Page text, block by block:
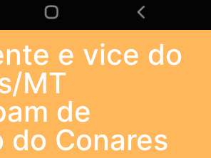
e vice do
MT
de
do Conares